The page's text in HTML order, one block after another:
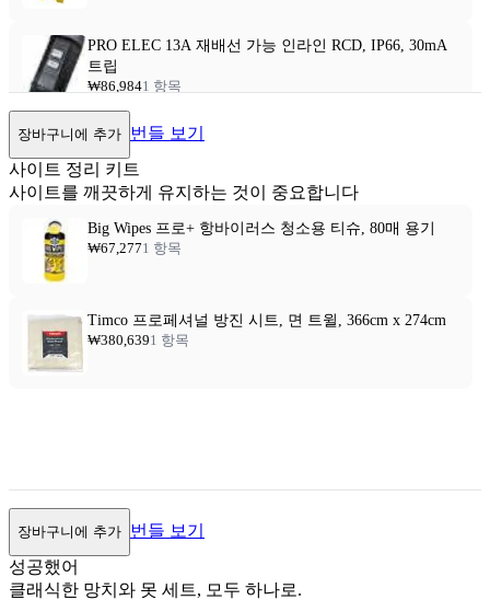
PRO ELEC 13A 재배선 가능 인라인 RCD, IP66, 30mA
트립
₩86,9841 항목
장바구니에 추가 번들 보기
사이트 정리 키트
사이트를 깨끗하게 유지하는 것이 중요합니다
Big Wipes 프로+ 항바이러스 청소용 티슈, 80매 용기
₩67,2771 항목
Timco 프로페셔널 방진 시트, 면 트윌, 366cm x 274cm
₩380,6391 항목
장바구니에 추가 번들 보기
성공했어
클래식한 망치와 못 세트, 모두 하나로.